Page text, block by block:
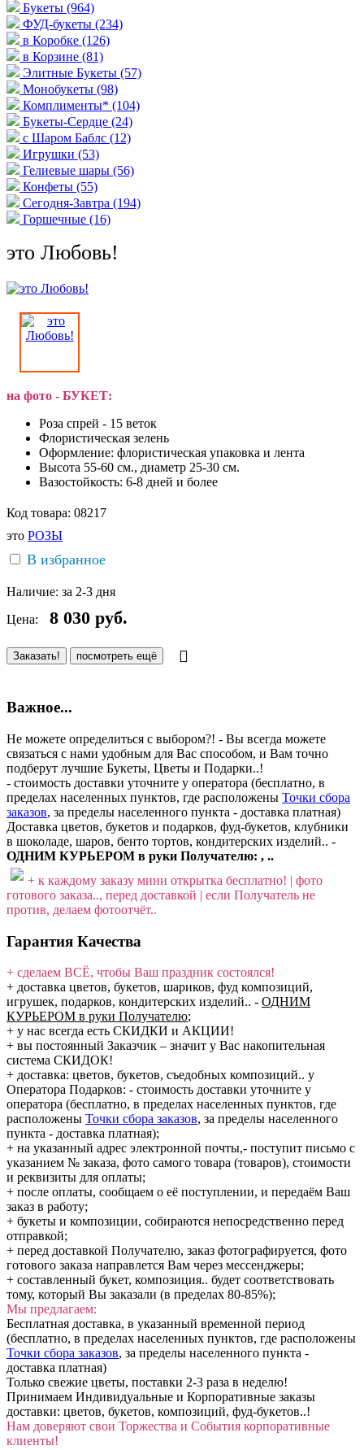
Букеты (964)
ФУД-букеты (234)
в Коробке (126)
в Корзине (81)
Элитные Букеты (57)
Монобукеты (98)
Комплименты* (104)
Букеты-Сердце (24)
с Шаром Баблс (12)
Игрушки (53)
Гелиевые шары (56)
Конфеты (55)
Сегодня-Завтра (194)
Горшечные (16)
это Любовь!
на фото - БУКЕТ:
Роза спрей - 15 веток
Флористическая зелень
Оформление: флористическая упаковка и лента
Высота 55-60 см., диаметр 25-30 см.
Вазостойкость: 6-8 дней и более
Код товара: 08217
это РОЗЫ
В избранное
Наличие: за 2-3 дня
Цена:
8 030 руб.
Заказать! посмотреть ещё
Важное...
Не можете определиться с выбором?! - Вы всегда можете
связаться с нами удобным для Вас способом, и Вам точно
подберут лучшие Букеты, Цветы и Подарки..!
- стоимость доставки уточните у оператора (бесплатно, в
пределах населенных пунктов, где расположены Точки сбора
заказов, за пределы населенного пункта - доставка платная)
Доставка цветов, букетов и подарков, фуд-букетов, клубники
в шоколаде, шаров, бенто тортов, кондитерских изделий.. -
ОДНИМ КУРЬЕРОМ в руки Получателю: , ..
+ к каждому заказу мини открытка бесплатно! | фото
готового заказа.., перед доставкой | если Получатель не
против, делаем фотоотчёт..
Гарантия Качества
+ сделаем ВСЁ, чтобы Ваш праздник состоялся!
+ доставка цветов, букетов, шариков, фуд композиций,
игрушек, подарков, кондитерских изделий.. - ОДНИМ
КУРЬЕРОМ в руки Получателю;
+ у нас всегда есть СКИДКИ и АКЦИИ!
+ вы постоянный Заказчик – значит у Вас накопительная
система СКИДОК!
+ доставка: цветов, букетов, съедобных композиций.. у
Оператора Подарков: - стоимость доставки уточните у
оператора (бесплатно, в пределах населенных пунктов, где
расположены Точки сбора заказов, за пределы населенного
пункта - доставка платная);
+ на указанный адрес электронной почты,- поступит письмо с
указанием № заказа, фото самого товара (товаров), стоимости
и реквизиты для оплаты;
+ после оплаты, сообщаем о её поступлении, и передаём Ваш
заказ в работу;
+ букеты и композиции, собираются непосредственно перед
отправкой;
+ перед доставкой Получателю, заказ фотографируется, фото
готового заказа направлется Вам через мессенджеры;
+ составленный букет, композиция.. будет соответствовать
тому, который Вы заказали (в пределах 80-85%);
Мы предлагаем:
Бесплатная доставка, в указанный временной период
(бесплатно, в пределах населенных пунктов, где расположены
Точки сбора заказов, за пределы населенного пункта -
доставка платная)
Только свежие цветы, поставки 2-3 раза в неделю!
Принимаем Индивидуальные и Корпоративные заказы
доставки: цветов, букетов, композиций, фуд-букетов..!
Нам доверяют свои Торжества и События корпоративные
клиенты!